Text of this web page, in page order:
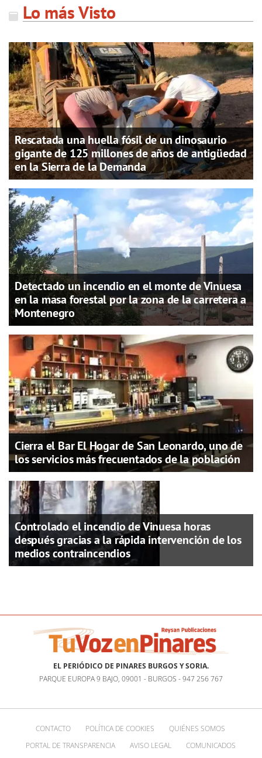
Lo más Visto
Rescatada una huella fósil de un dinosaurio
gigante de 125 millones de años de antigüedad
en la Sierra de la Demanda
Detectado un incendio en el monte de Vinuesa
en la masa forestal por la zona de la carretera a
Montenegro
Cierra el Bar El Hogar de San Leonardo, uno de
los servicios más frecuentados de la población
Controlado el incendio de Vinuesa horas
después gracias a la rápida intervención de los
medios contraincendios
EL PERIÓDICO DE PINARES BURGOS Y SORIA.
PARQUE EUROPA 9 BAJO, 09001 - BURGOS - 947 256 767
CONTACTO POLÍTICA DE COOKIES
QUIÉNES SOMOS
PORTAL DE TRANSPARENCIA
AVISO LEGAL COMUNICADOS